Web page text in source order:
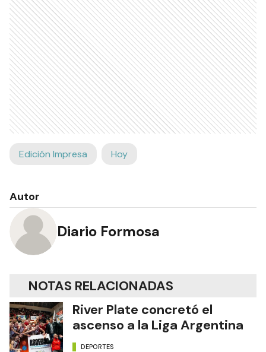
Edición Impresa Hoy
Autor
Diario Formosa
NOTAS RELACIONADAS
River Plate concretó el
ascenso a la Liga Argentina
DEPORTES